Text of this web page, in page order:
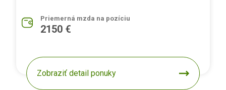
Priemerná mzda na pozíciu
2150 €
Zobraziť detail ponuky